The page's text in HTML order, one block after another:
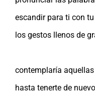
escandir para ti con
los gestos llenos de
contemplaría
hasta tenerte de nuevo